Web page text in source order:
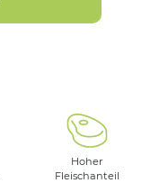
Hoher
Fleischanteil